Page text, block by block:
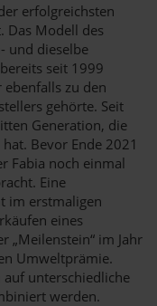
erfolgreichsten
Das Modell des
und dieselbe
seit 1999
ebenfalls zu den
gehörte. Seit
Generation, die
Bevor Ende 2021
Fabia noch einmal
Eine
im erstmaligen
eines
„Meilenstein“ im Jahr
Umweltprämie.
auf unterschiedliche
werden.